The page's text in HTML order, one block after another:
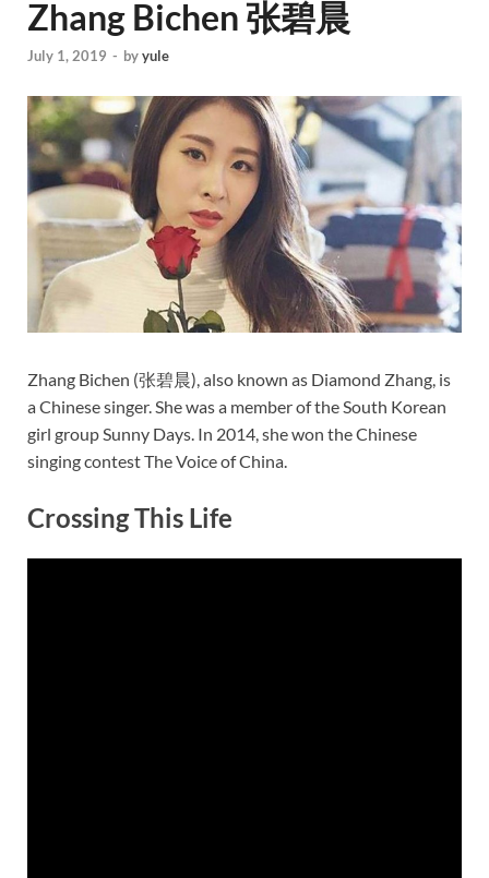
Zhang Bichen 张碧晨
July 1, 2019 - byyule
Zhang Bichen (张碧晨), also known as Diamond Zhang, is
a Chinese singer. She was a member of the South Korean
girl group Sunny Days. In 2014, she won the Chinese
singing contest The Voice of China.
Crossing This Life